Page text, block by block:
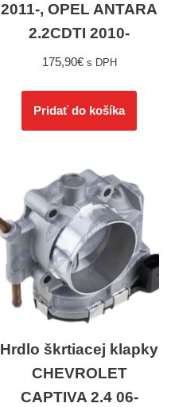
2011-, OPEL ANTARA
2.2CDTI 2010-
175,90€ s DPH
Pridať do košíka
Hrdlo škrtiacej klapky
CHEVROLET
CAPTIVA 2.4 06-